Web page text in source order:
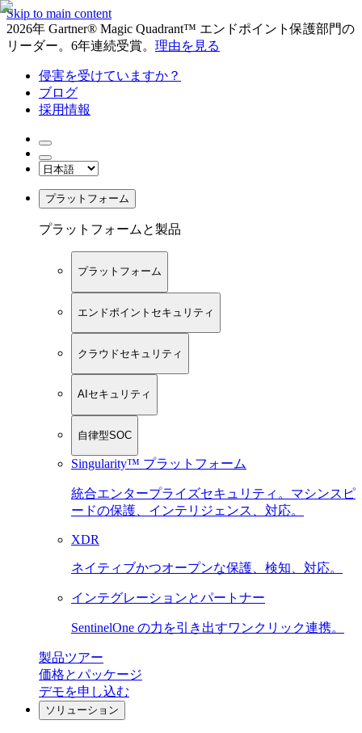
Skip to main content
2026年 Gartner® Magic Quadrant™ エンドポイント保護部門の
リーダー。6年連続受賞。 理由を見る
侵害を受けていますか？
ブログ
採用情報
プラットフォーム
プラットフォームと製品
プラットフォーム
エンドポイントセキュリティ
クラウドセキュリティ
AIセキュリティ
自律型SOC
Singularity™ プラットフォーム
統合エンタープライズセキュリティ。マシンスピ
ードの保護、インテリジェンス、対応。
XDR
ネイティブかつオープンな保護、検知、対応。
インテグレーションとパートナー
SentinelOne の力を引き出すワンクリック連携。
製品ツアー
価格とパッケージ
デモを申し込む
ソリューション